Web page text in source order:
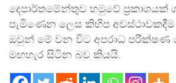
දෙපාර්තමේන්තුව හමුවේ ප්‍රකාශයක්
පැමිණෙන ලෙස කිහිප අවස්ථාවකදීම
ඔවුන් මේ වන විට අපරාධ පරීක්ෂණ
මඟහැර සිටින බව කියයි.